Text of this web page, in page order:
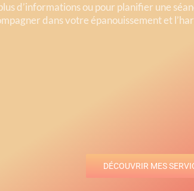
d’informations ou pour planifier une
dans votre épanouissement et
DÉCOUVRIR MES